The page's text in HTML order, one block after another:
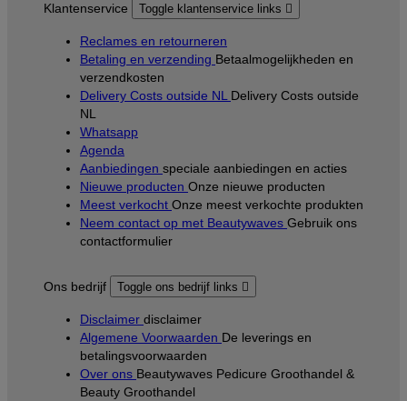
Klantenservice Toggle klantenservice links 
Reclames en retourneren
Betaling en verzending Betaalmogelijkheden en
verzendkosten
Delivery Costs outside NL Delivery Costs outside
NL
Whatsapp
Agenda
Aanbiedingen speciale aanbiedingen en acties
Nieuwe producten Onze nieuwe producten
Meest verkocht Onze meest verkochte produkten
Neem contact op met Beautywaves Gebruik ons
contactformulier
Ons bedrijf Toggle ons bedrijf links 
Disclaimer disclaimer
Algemene Voorwaarden De leverings en
betalingsvoorwaarden
Over ons Beautywaves Pedicure Groothandel &
Beauty Groothandel